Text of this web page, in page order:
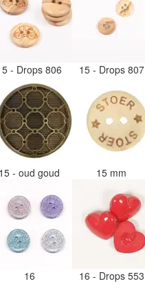
- Drops 806 15 - Drops 807
- oud goud 15 mm
16 16 - Drops 553